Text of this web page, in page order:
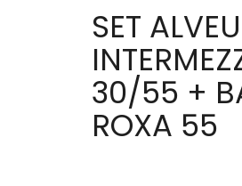
SET
30/55 +
ROXA 55